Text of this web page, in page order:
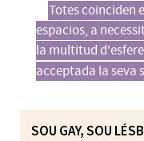
Totes coinciden
espacios, a
la multitud
acceptada la seva
SOU GAY, SOU